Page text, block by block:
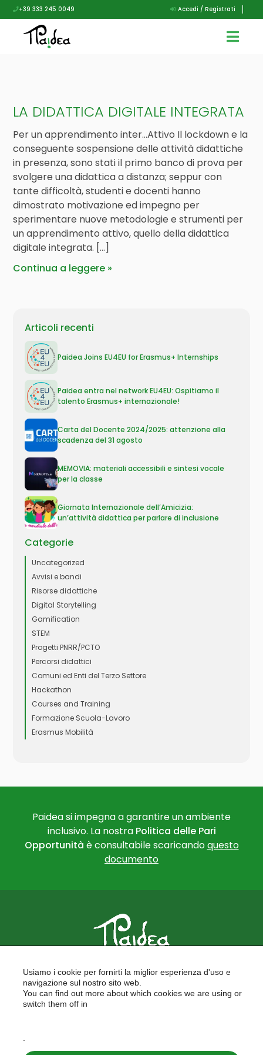
+39 333 245 0049 Accedi / Registrati
LA DIDATTICA DIGITALE INTEGRATA
Per un apprendimento inter…Attivo Il lockdown e la
conseguente sospensione delle attività didattiche
in presenza, sono stati il primo banco di prova per
svolgere una didattica a distanza; seppur con
tante difficoltà, studenti e docenti hanno
dimostrato motivazione ed impegno per
sperimentare nuove metodologie e strumenti per
un apprendimento attivo, quello della didattica
digitale integrata. […]
Continua a leggere
Articoli recenti
Paidea Joins EU4EU for Erasmus+ Internships
Paidea entra nel network EU4EU: Ospitiamo il
talento Erasmus+ internazionale!
Carta del Docente 2024/2025: attenzione alla
scadenza del 31 agosto
MEMOVIA: materiali accessibili e sintesi vocale
per la classe
Giornata Internazionale dell’Amicizia:
un’attività didattica per parlare di inclusione
Categorie
Uncategorized
Avvisi e bandi
Risorse didattiche
Digital Storytelling
Gamification
STEM
Progetti PNRR/PCTO
Percorsi didattici
Comuni ed Enti del Terzo Settore
Hackathon
Courses and Training
Formazione Scuola-Lavoro
Erasmus Mobilità
Paidea si impegna a garantire un ambiente
inclusivo. La nostra Politica delle Pari
Opportunità è consultabile scaricandoquesto
documento
FORMAZIONE PER LE SCUOLE
FORMAZIONE PROFESSIONALE
PROGETTI EUROPEI
Usiamo i cookie per fornirti la miglior esperienza d'uso e
navigazione sul nostro sito web.
You can find out more about which cookies we are using or
switch them off in